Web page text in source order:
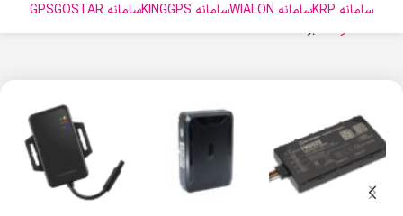
سامانه KRP سامانه WIALON سامانه KINGGPS
سامانه GPSGOSTAR
خانه محصولات برگه 4